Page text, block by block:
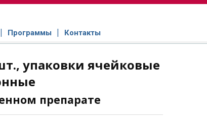
Программы Контакты
упаковки ячейковые
препарате